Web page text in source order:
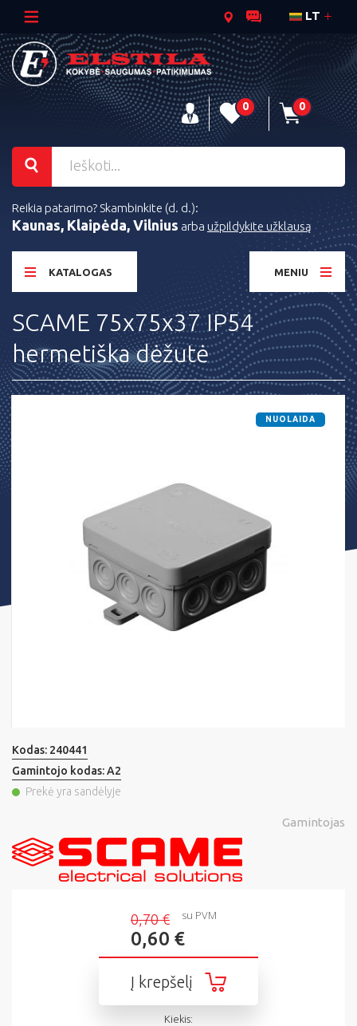
LT
0 0
Reikia patarimo? Skambinkite (d. d.):
Kaunas, Klaipėda, Vilnius arba užpildykite užklausą
KATALOGAS MENIU
SCAME 75x75x37 IP54
hermetiška dėžutė
NUOLAIDA
Kodas: 240441
Gamintojo kodas:A2
Prekė yra sandėlyje
Gamintojas
0,70 €
0,60 €
su PVM
Į krepšelį
Kiekis: